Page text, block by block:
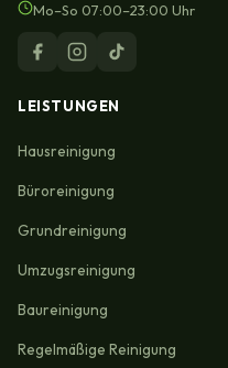
Mo–So 07:00–23:00 Uhr
LEISTUNGEN
Hausreinigung
Büroreinigung
Grundreinigung
Umzugsreinigung
Baureinigung
Regelmäßige Reinigung